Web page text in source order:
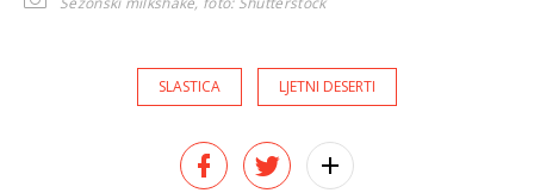
SLASTICA LJETNI DESERTI